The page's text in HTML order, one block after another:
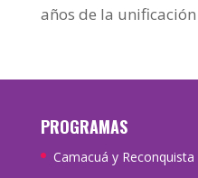
años de la
PROGRAMAS
Camacuá y Reconquista